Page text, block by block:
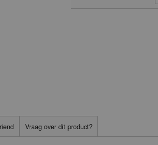
Vraag over dit product?